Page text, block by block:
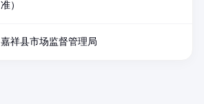
准）
嘉祥县市场监督管理局